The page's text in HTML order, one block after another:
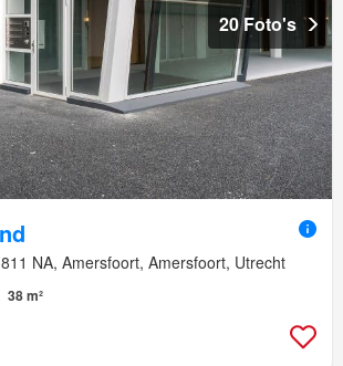
20 Foto's
NA, Amersfoort, Amersfoort, Utrecht
38 m²